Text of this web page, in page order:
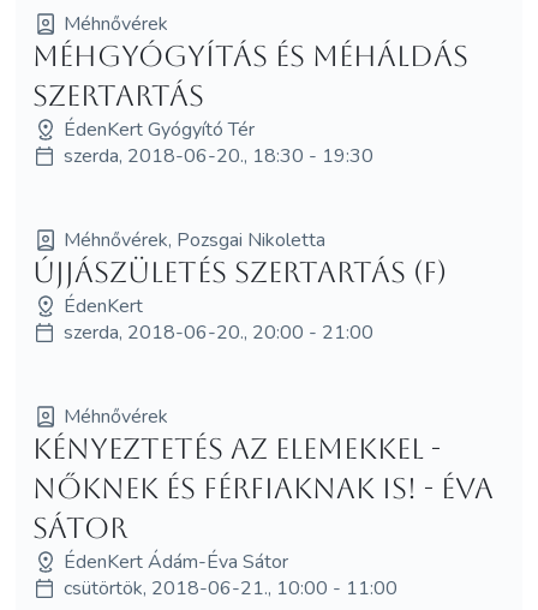
Méhnővérek
Méhgyógyítás és MéhÁldás
szertartás
ÉdenKert Gyógyító Tér
szerda, 2018-06-20., 18:30 - 19:30
Méhnővérek, Pozsgai Nikoletta
Újjászületés szertartás (F)
ÉdenKert
szerda, 2018-06-20., 20:00 - 21:00
Méhnővérek
Kényeztetés az elemekkel -
nőknek és férfiaknak is! - Éva
Sátor
ÉdenKert Ádám-Éva Sátor
csütörtök, 2018-06-21., 10:00 - 11:00